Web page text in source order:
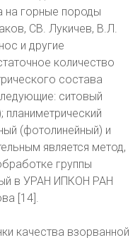
на горные породы
СВ. Лукичев, В.Л.
и другие
количество
состава
ситовый
планиметрический
(фотолинейный) и
является метод,
группы
в УРАН ИПКОН РАН
[14].
качества взорванной